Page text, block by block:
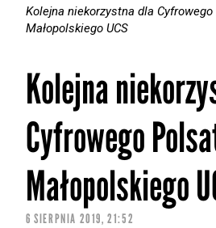
Kolejna niekorzystna dla
Małopolskiego UCS
Kolejna
Cyfrowego
Małopolskiego
6 SIERPNIA 2019, 21:52